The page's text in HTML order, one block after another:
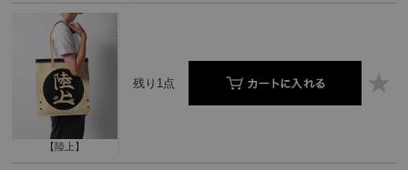
【陸上】
残り1点